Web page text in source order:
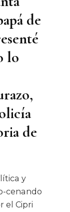
de
lo
de
y
cenando
el Cipri